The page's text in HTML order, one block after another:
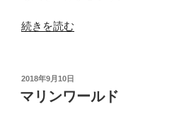
“臨
診
の
続きを読む
投
稿
日:
2018年9月10日
マリンワールド